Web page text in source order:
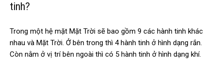
tinh?
Trong một hệ mặt Mặt Trời sẽ bao gồm 9 các hành tinh khác
nhau và Mặt Trời. Ở bên trong thì 4 hành tinh ở hình dạng rắn.
Còn nằm ở vị trí bên ngoài thì có 5 hành tinh ở hình dạng khí.